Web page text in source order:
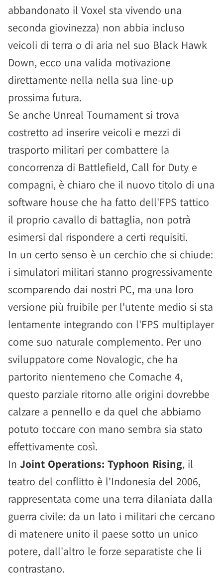
abbandonato il Voxel sta vivendo una
seconda giovinezza) non abbia incluso
veicoli di terra o di aria nel suo Black Hawk
Down, ecco una valida motivazione
direttamente nella nella sua line-up
prossima futura.
Se anche Unreal Tournament si trova
costretto ad inserire veicoli e mezzi di
trasporto militari per combattere la
concorrenza di Battlefield, Call for Duty e
compagni, è chiaro che il nuovo titolo di una
software house che ha fatto dell'FPS tattico
il proprio cavallo di battaglia, non potrà
esimersi dal rispondere a certi requisiti.
In un certo senso è un cerchio che si chiude:
i simulatori militari stanno progressivamente
scomparendo dai nostri PC, ma una loro
versione più fruibile per l'utente medio si sta
lentamente integrando con l'FPS multiplayer
come suo naturale complemento. Per uno
sviluppatore come Novalogic, che ha
partorito nientemeno che Comache 4,
questo parziale ritorno alle origini dovrebbe
calzare a pennello e da quel che abbiamo
potuto toccare con mano sembra sia stato
effettivamente così.
In Joint Operations: Typhoon Rising, il
teatro del conflitto è l'Indonesia del 2006,
rappresentata come una terra dilaniata dalla
guerra civile: da un lato i militari che cercano
di matenere unito il paese sotto un unico
potere, dall'altro le forze separatiste che li
contrastano.